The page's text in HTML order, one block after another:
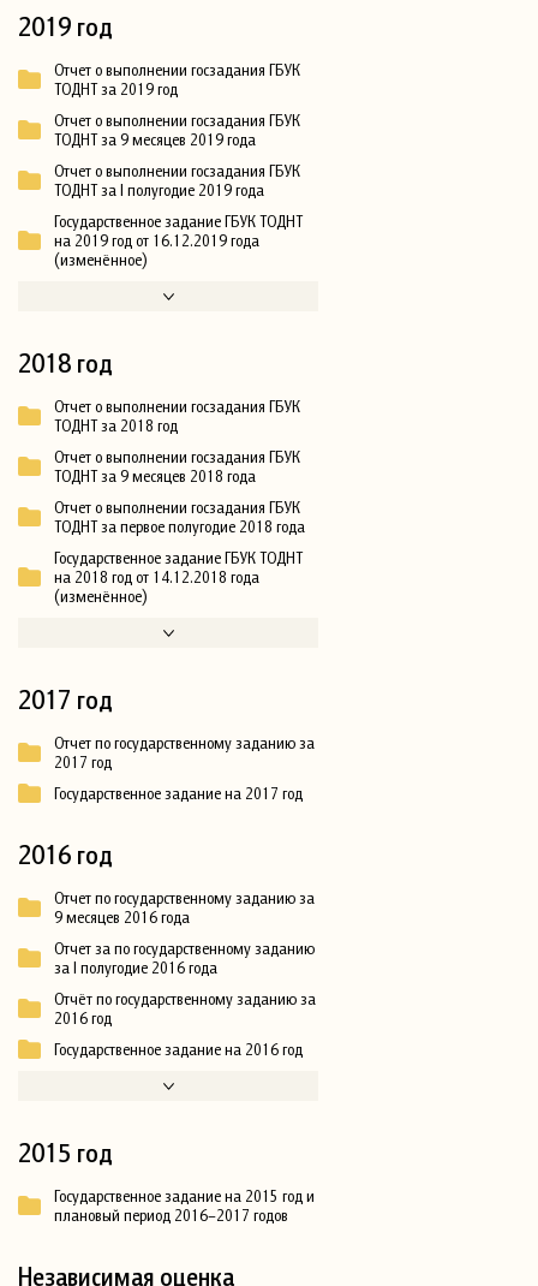
2019 год
Отчет о выполнении госзадания ГБУК
ТОДНТ за 2019 год
Отчет о выполнении госзадания ГБУК
ТОДНТ за 9 месяцев 2019 года
Отчет о выполнении госзадания ГБУК
ТОДНТ за I полугодие 2019 года
Государственное задание ГБУК ТОДНТ
на 2019 год от 16.12.2019 года
(изменённое)
2018 год
Отчет о выполнении госзадания ГБУК
ТОДНТ за 2018 год
Отчет о выполнении госзадания ГБУК
ТОДНТ за 9 месяцев 2018 года
Отчет о выполнении госзадания ГБУК
ТОДНТ за первое полугодие 2018 года
Государственное задание ГБУК ТОДНТ
на 2018 год от 14.12.2018 года
(изменённое)
2017 год
Отчет по государственному заданию за
2017 год
Государственное задание на 2017 год
2016 год
Отчет по государственному заданию за
9 месяцев 2016 года
Отчет за по государственному заданию
за I полугодие 2016 года
Отчёт по государственному заданию за
2016 год
Государственное задание на 2016 год
2015 год
Государственное задание на 2015 год и
плановый период 2016–2017 годов
Независимая оценка